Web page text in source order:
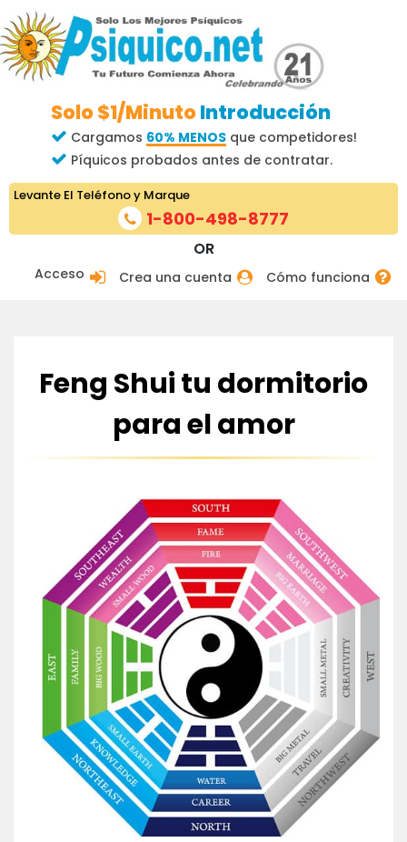
Solo $1/MinutoIntroducción
Cargamos 60% MENOSque competidores!
Píquicos probados antes de contratar.
Acceso Crea una cuenta Cómo funciona
OR
Levante El Teléfono y Marque
1-800-498-8777
Feng Shui tu dormitorio
para el amor